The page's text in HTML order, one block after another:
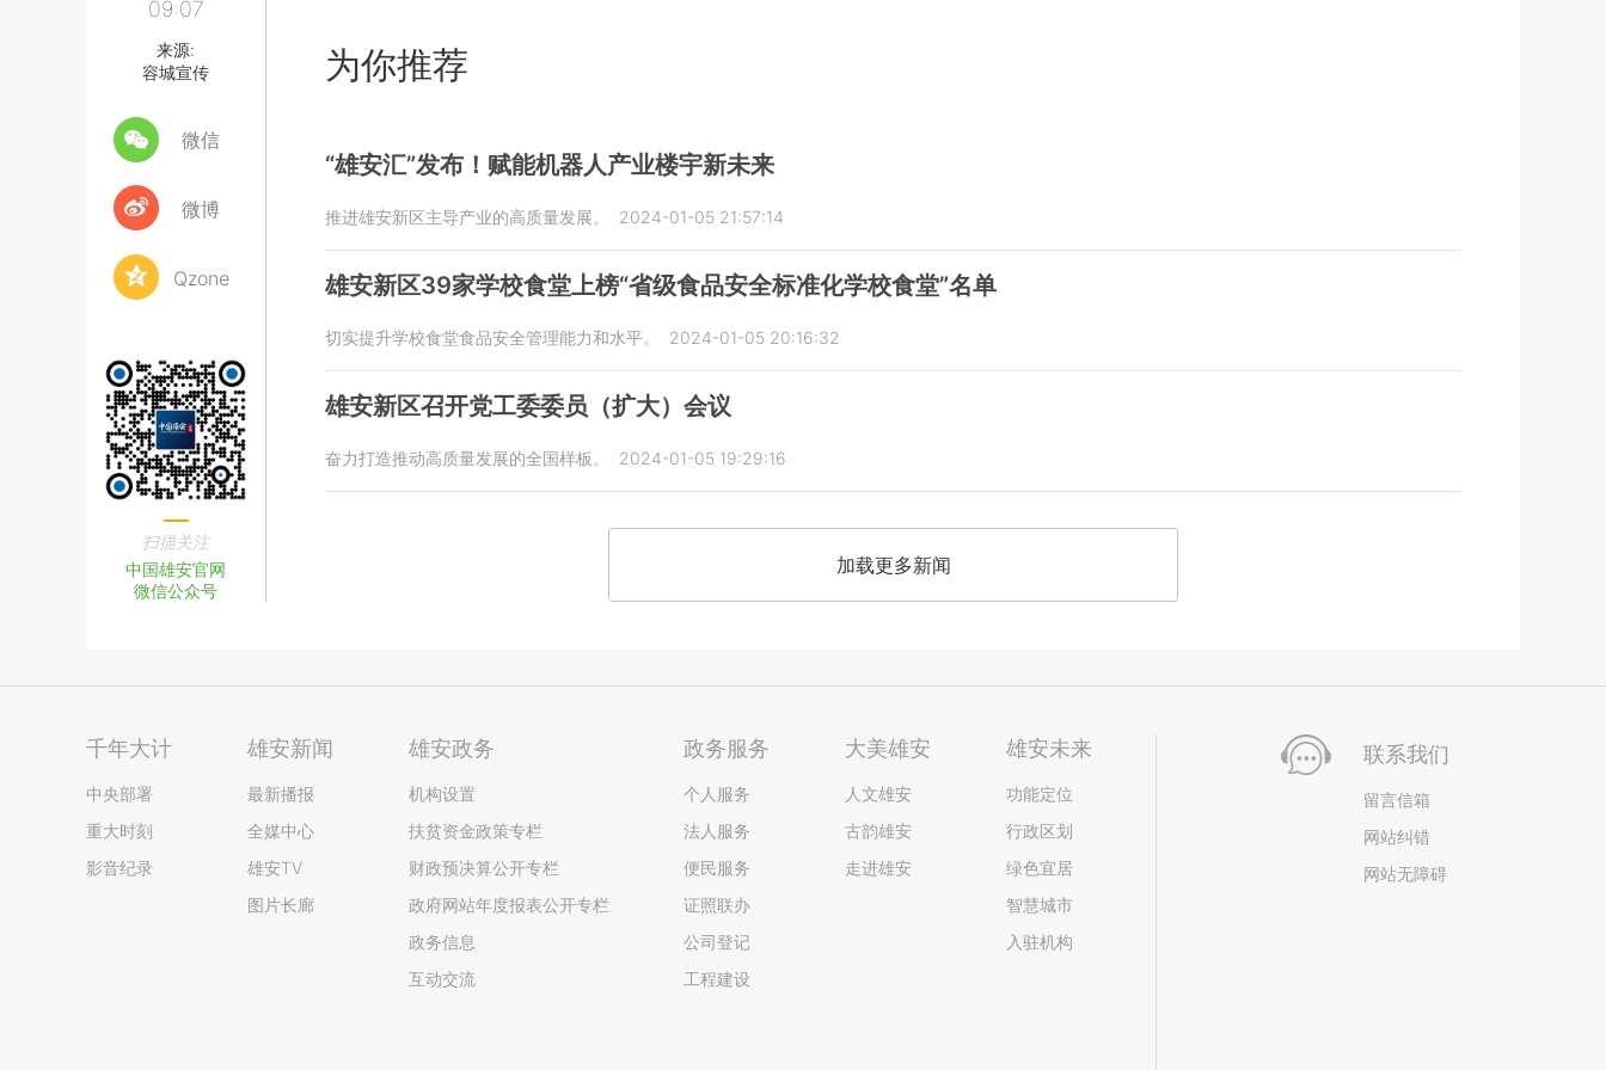
09:07
来源:
容城宣传
微信
微博
Qzone
扫描关注
中国雄安官网
微信公众号
为你推荐
“雄安汇”发布！赋能机器人产业楼宇新未来
推进雄安新区主导产业的高质量发展。 2024-01-05 21:57:14
雄安新区39家学校食堂上榜“省级食品安全标准化学校食堂”名单
切实提升学校食堂食品安全管理能力和水平。 2024-01-05 20:16:32
雄安新区召开党工委委员（扩大）会议
奋力打造推动高质量发展的全国样板。 2024-01-05 19:29:16
加载更多新闻
千年大计
中央部署
重大时刻
影音纪录
雄安新闻
最新播报
全媒中心
雄安TV
图片长廊
雄安政务
机构设置
扶贫资金政策专栏
财政预决算公开专栏
政府网站年度报表公开专栏
政务信息
互动交流
政务服务
个人服务
法人服务
便民服务
证照联办
公司登记
工程建设
大美雄安
人文雄安
古韵雄安
走进雄安
雄安未来
功能定位
行政区划
绿色宜居
智慧城市
入驻机构
联系我们
留言信箱
网站纠错
网站无障碍